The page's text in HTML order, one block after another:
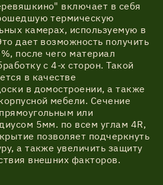
включает в себя
термическую
камерах, используемую в
дает возможность получить
после чего материал
с 4-х сторон. Такой
в качестве
в домостроении, а также
мебели. Сечение
или
5мм. по всем углам 4R,
позволяет подчеркнуть
а также увеличить защиту
внешних факторов.